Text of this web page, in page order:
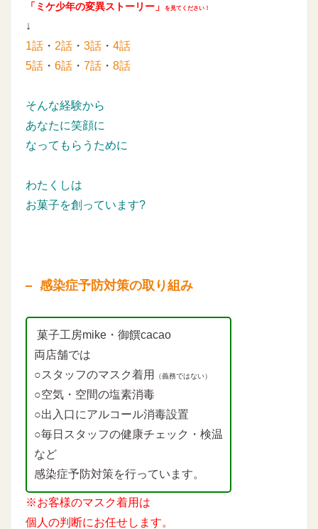
「ミケ少年の変異ストーリー」 を見てください！
↓
1話 ・ 2話 ・ 3話 ・ 4話
5話 ・ 6話 ・ 7話 ・ 8話
そんな経験から
あなたに笑顔に
なってもらうために
わたくしは
お菓子を創っています?
感染症予防対策の取り組み
菓子工房mike・御饌cacao
両店舗では
○スタッフのマスク着用
（義務ではない）
○空気・空間の塩素消毒
○出入口にアルコール消毒設置
○毎日スタッフの健康チェック・検温
など
感染症予防対策を行っています。
※お客様のマスク着用は
個人の判断にお任せします。